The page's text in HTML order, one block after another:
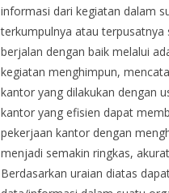
informasi dari kegiatan dalam
terkumpulnya atau
berjalan dengan baik melalui
kegiatan menghimpun,
kantor yang dilakukan dengan
kantor yang efisien dapat
pekerjaan kantor dengan
menjadi semakin ringkas,
Berdasarkan uraian diatas